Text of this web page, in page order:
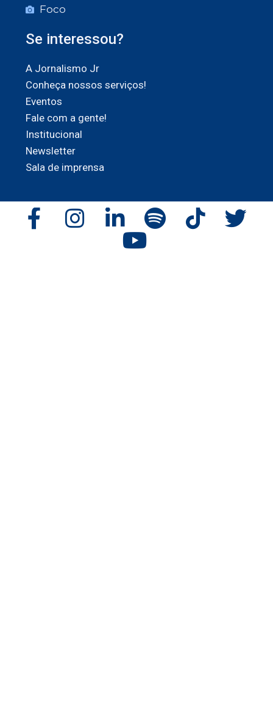
Foco
Se interessou?
A Jornalismo Jr
Conheça nossos serviços!
Eventos
Fale com a gente!
Institucional
Newsletter
Sala de imprensa